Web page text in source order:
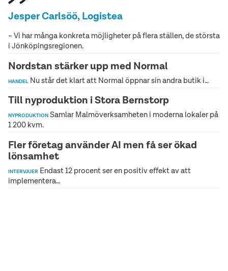
Jesper Carlsöö, Logistea
– Vi har många konkreta möjligheter på flera ställen, de största
i Jönköpingsregionen.
Nordstan stärker upp med Normal
HANDEL Nu står det klart att Normal öppnar sin andra butik i…
Till nyproduktion i Stora Bernstorp
NYPRODUKTION Samlar Malmöverksamheten i moderna lokaler på
1 200 kvm.
Fler företag använder AI men få ser ökad
lönsamhet
INTERVJUER Endast 12 procent ser en positiv effekt av att
implementera…